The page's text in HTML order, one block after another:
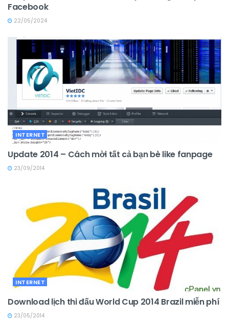
Facebook
22/05/2024
INTERNET
Update 2014 – Cách mời tất cả bạn bè like fanpage
23/09/2014
INTERNET
Download lịch thi đấu World Cup 2014 Brazil miễn phí
23/05/2014